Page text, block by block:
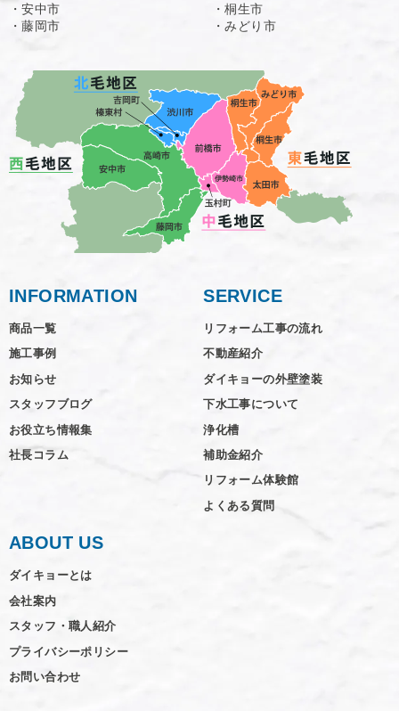
・安中市
・藤岡市
・桐生市
・みどり市
INFORMATION
商品一覧
施工事例
お知らせ
スタッフブログ
お役立ち情報集
社長コラム
SERVICE
リフォーム工事の流れ
不動産紹介
ダイキョーの外壁塗装
下水工事について
浄化槽
補助金紹介
リフォーム体験館
よくある質問
ABOUT US
ダイキョーとは
会社案内
スタッフ・職人紹介
プライバシーポリシー
お問い合わせ